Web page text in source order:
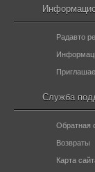
Радавто
Служба
Обратная
Возвраты
Карта